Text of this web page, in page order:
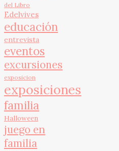
del Libro
Edelvives
educación
entrevista
eventos
excursiones
exposicion
exposiciones
familia
Halloween
juego en
familia